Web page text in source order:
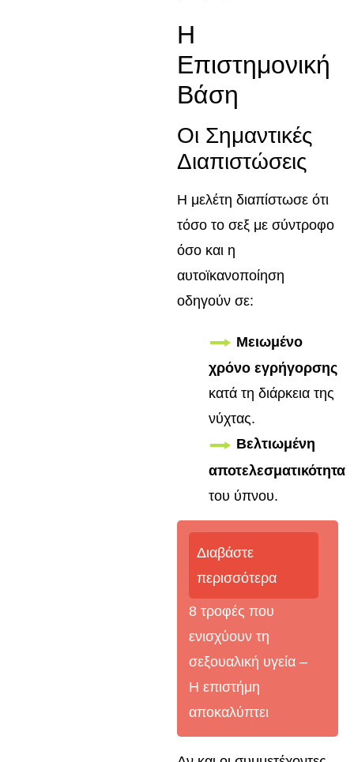
Η
Επιστημονική
Βάση
Οι Σημαντικές
Διαπιστώσεις
Η μελέτη διαπίστωσε ότι
τόσο το σεξ με σύντροφο
όσο και η
αυτοϊκανοποίηση
οδηγούν σε:
Μειωμένο
χρόνο εγρήγορσης
κατά τη διάρκεια της
νύχτας.
Βελτιωμένη
αποτελεσματικότητα
του ύπνου.
Διαβάστε
περισσότερα
8 τροφές που
ενισχύουν τη
σεξουαλική υγεία –
Η επιστήμη
αποκαλύπτει